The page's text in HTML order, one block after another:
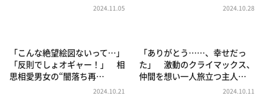
2024.11.05 2024.10.28
「こんな絶望絵図ないって…」
「反則でしょオギャー！」 相
思相愛男女の“闇落ち再…
2024.10.21
「ありがとう……、幸せだっ
た」 激動のクライマックス、
仲間を想い一人旅立つ主人…
2024.10.11